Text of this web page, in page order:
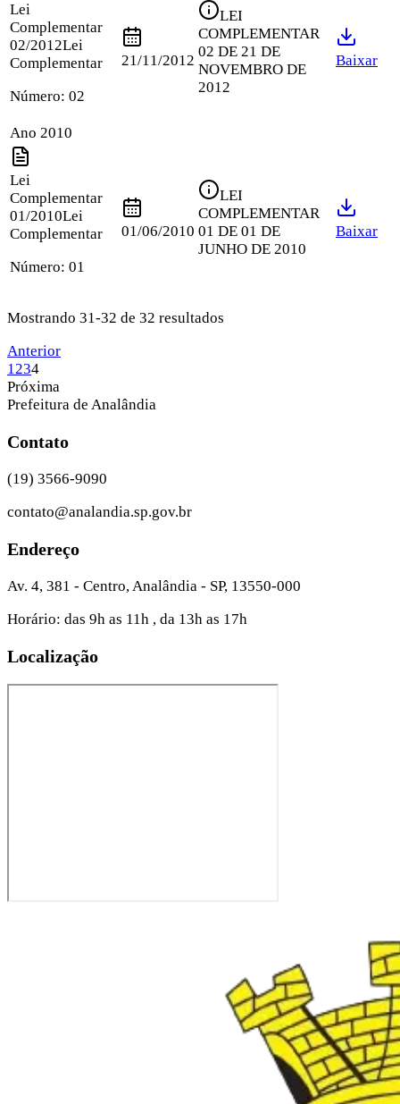
Lei
Complementar
02/2012Lei
Complementar
Número: 02
21/11/2012
LEI
COMPLEMENTAR
02 DE 21 DE
NOVEMBRO DE
2012
Baixar
Ano 2010
Lei
Complementar
01/2010Lei
Complementar
Número: 01
01/06/2010
LEI
COMPLEMENTAR
01 DE 01 DE
JUNHO DE 2010
Baixar
Mostrando 31-32 de 32 resultados
Anterior
1234
Próxima
Prefeitura de Analândia
Contato
(19) 3566-9090
contato@analandia.sp.gov.br
Endereço
Av. 4, 381 - Centro, Analândia - SP, 13550-000
Horário: das 9h as 11h , da 13h as 17h
Localização